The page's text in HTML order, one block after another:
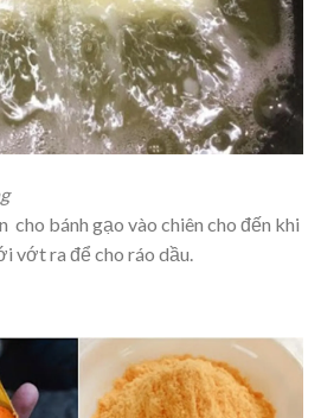
cho bánh gạo vào chiên cho đến khi
vớt ra để cho ráo dầu.